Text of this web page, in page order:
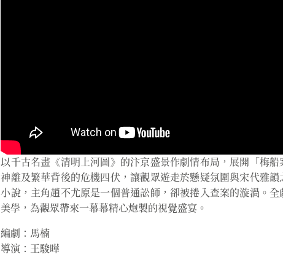
以千古名畫《清明上河圖》的汴京盛景作劇情布局，展開「梅
神離及繁華背後的危機四伏，讓觀眾遊走於懸疑氛圍與宋代雅
小說，主角趙不尤原是一個普通訟師，卻被捲入查案的漩渦。
美學，為觀眾帶來一幕幕精心炮製的視覺盛宴。
編劇：馬楠
導演：王駿曄